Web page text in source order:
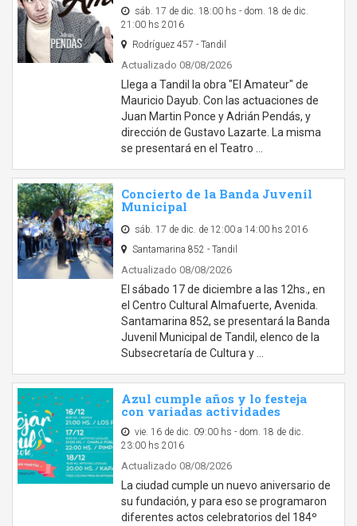
sáb. 17 de dic. 18:00 hs - dom. 18 de dic.
21:00 hs 2016
Rodríguez 457 - Tandil
Actualizado 08/08/2026
Llega a Tandil la obra "El Amateur" de
Mauricio Dayub. Con las actuaciones de
Juan Martin Ponce y Adrián Pendás, y
dirección de Gustavo Lazarte. La misma
se presentará en el Teatro …
Concierto de la Banda Juvenil
Municipal
sáb. 17 de dic. de 12:00 a 14:00 hs 2016
Santamarina 852 - Tandil
Actualizado 08/08/2026
El sábado 17 de diciembre a las 12hs., en
el Centro Cultural Almafuerte, Avenida.
Santamarina 852, se presentará la Banda
Juvenil Municipal de Tandil, elenco de la
Subsecretaría de Cultura y …
Azul cumple años y lo festeja
con variadas actividades
vie. 16 de dic. 09:00 hs - dom. 18 de dic.
23:00 hs 2016
Actualizado 08/08/2026
La ciudad cumple un nuevo aniversario de
su fundación, y para eso se programaron
diferentes actos celebratorios del 184º